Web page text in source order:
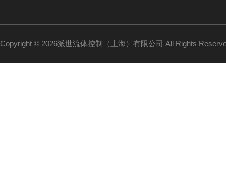
Copyright © 2026派世流体控制（上海）有限公司 All Rights